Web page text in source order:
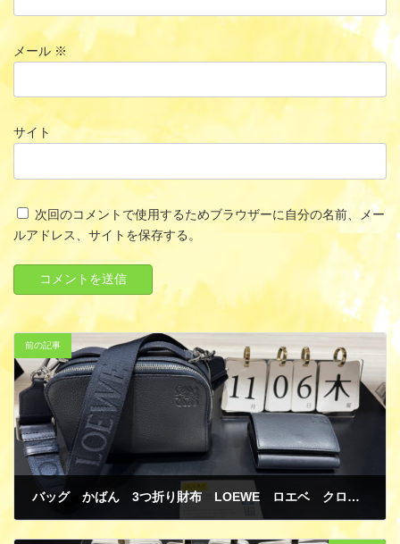
メール ※
サイト
次回のコメントで使用するためブラウザーに自分の名前、メー
ルアドレス、サイトを保存する。
前の記事
バッグ かばん 3つ折り財布 LOEWE ロエベ クロスボディ カメラバッグ ミニ ネイビー カーフ トライフォールドウォレット ネイビー カーフ 買取